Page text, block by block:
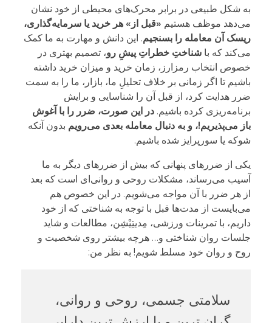
به شکل طبیعی در برابر محرک‌های محیطی از خود نشان
می‌دهد موظف هستیم «قبل از» هر خرید یا سرمایه‌گذاری،
ریسک آن معامله را بسنجیم. این دانش و مهارت به ما کمک
می‌کند که با شناختِ خطراتِ پیشِ رو، تصمیم بهتری در
خصوص انتخاب رمزارز، زمان خرید و میزان خرید داشته
باشیم تا اگر زمانی بر خلاف تحلیلِ ما، بازار، ما را به سمت
ضرر هدایت کرد، از قبل آن را شناسایی و برایش
برنامه‌ریزی کرده باشیم. در این صورت، ضرر را با آغوش
باز می‌پذیریم!، و به دنبال معامله بعدی می‌رویم بدون آنکه
شوکه یا سورپرایز شده باشیم.
یکی از ضررهای پنهانی که بیش از ضررهای دیگر به ما
آسیب می‌رساند، مشکلات روحی و روانی‌ای است که بعد
از هر ضرر با آن مواجه می‌شویم. در این خصوص هم
می‌بایست از مدت‌ها قبل با توجه به شناختی که از خود
داریم، با تمرینات ورزشی، مِدیتِیْشِن، مطالعات و شاید
جلسات روان شناختی و… هرچه بیشتر روی شخصیت و
روح و روان خود مسلط شویم! به نظر من:
سلامتی جسمی، روحی و روانی،